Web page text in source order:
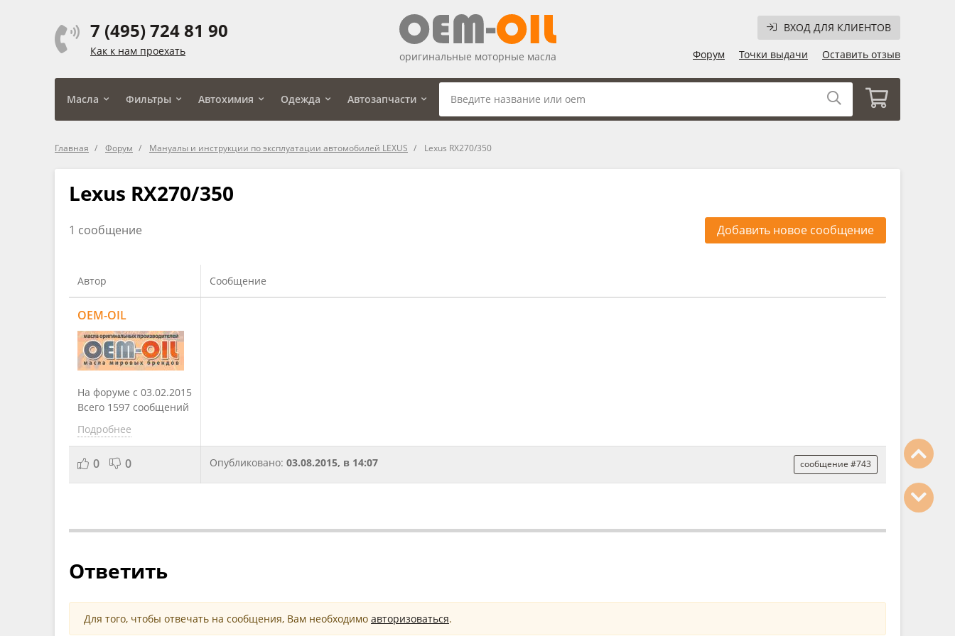
7 (495) 724 81 90
Как к нам проехать
ВХОД ДЛЯ КЛИЕНТОВ
Форум
Точки выдачи Оставить отзыв
оригинальные моторные масла
Масла Фильтры Автохимия Одежда Автозапчасти
Главная Форум Мануалы и инструкции по эксплуатации автомобилей LEXUS Lexus RX270/350
Lexus RX270/350
1 сообщение Добавить новое сообщение
Автор Сообщение
OEM-OIL
На форуме с 03.02.2015
Всего 1597 сообщений
Подробнее
0 0 Опубликовано: 03.08.2015, в 14:07 сообщение #743
Ответить
Для того, чтобы отвечать на сообщения, Вам необходимо авторизоваться.